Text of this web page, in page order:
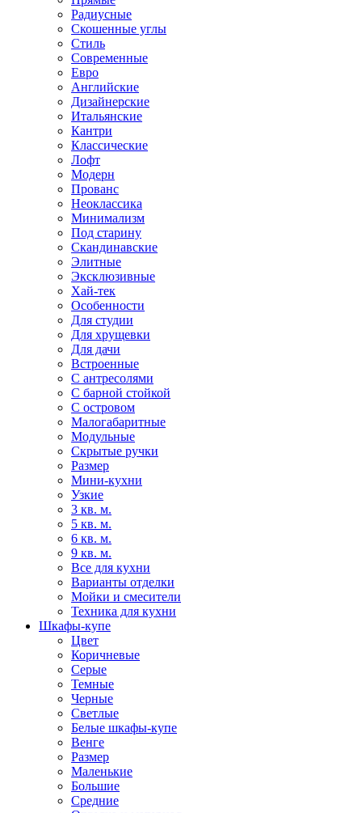
Радиусные
Скошенные углы
Стиль
Современные
Евро
Английские
Дизайнерские
Итальянские
Кантри
Классические
Лофт
Модерн
Прованс
Неоклассика
Минимализм
Под старину
Скандинавские
Элитные
Эксклюзивные
Хай-тек
Особенности
Для студии
Для хрущевки
Для дачи
Встроенные
С антресолями
С барной стойкой
С островом
Малогабаритные
Модульные
Скрытые ручки
Размер
Мини-кухни
Узкие
3 кв. м.
5 кв. м.
6 кв. м.
9 кв. м.
Все для кухни
Варианты отделки
Мойки и смесители
Техника для кухни
Шкафы-купе
Цвет
Коричневые
Серые
Темные
Черные
Светлые
Белые шкафы-купе
Венге
Размер
Маленькие
Большие
Средние